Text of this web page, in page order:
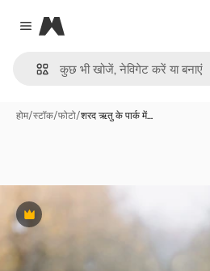
Close menu
Magnific
होम/स्टॉक/फोटो/शरद ऋतु के पार्क में…
Premium